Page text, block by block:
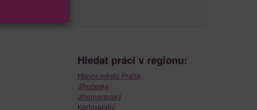
Hledat práci v regionu:
Hlavní město Praha
Jihočeský
Jihomoravský
Karlovarský